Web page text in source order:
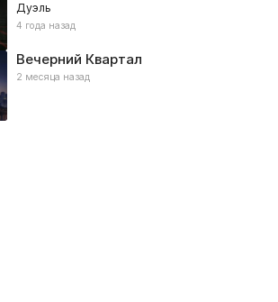
Дуэль
4 года назад
Вечерний Квартал
2 месяца назад